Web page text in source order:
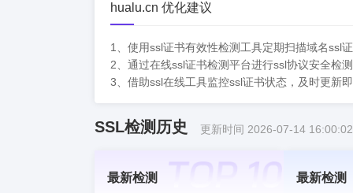
hualu.cn 优化建议
1、使用ssl证书有效性检测工具定期扫描域名ssl
2、通过在线ssl证书检测平台进行ssl协议安全检
3、借助ssl在线工具监控ssl证书状态，及时更新
SSL检测历史 更新时间 2026-07-14 16:00:02
最新检测 最新检测